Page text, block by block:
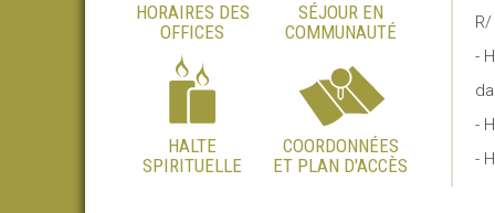
HORAIRES DES
OFFICES
SÉJOUR EN
COMMUNAUTÉ
HALTE
SPIRITUELLE
COORDONNÉES
ET PLAN D'ACCÈS
R/
-
-
-